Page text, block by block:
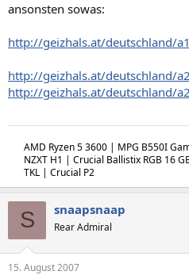
ansonsten sowas:
http://geizhals.at/deutschland/
http://geizhals.at/deutschland/
http://geizhals.at/deutschland/
AMD Ryzen 5 3600 | MPG B550I
NZXT H1 | Crucial Ballistix RGB 16
TKL | Crucial P2
S snaapsnaap
Rear Admiral
15. August 2007